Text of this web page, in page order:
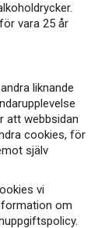
vara 25 år
liknande
att webbsidan
cookies, för
själv
vi
om